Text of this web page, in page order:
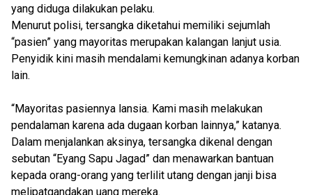
yang diduga dilakukan pelaku.
Menurut polisi, tersangka diketahui memiliki sejumlah
“pasien” yang mayoritas merupakan kalangan lanjut usia.
Penyidik kini masih mendalami kemungkinan adanya korban
lain.
“Mayoritas pasiennya lansia. Kami masih melakukan
pendalaman karena ada dugaan korban lainnya,” katanya.
Dalam menjalankan aksinya, tersangka dikenal dengan
sebutan “Eyang Sapu Jagad” dan menawarkan bantuan
kepada orang-orang yang terlilit utang dengan janji bisa
melipatgandakan uang mereka.